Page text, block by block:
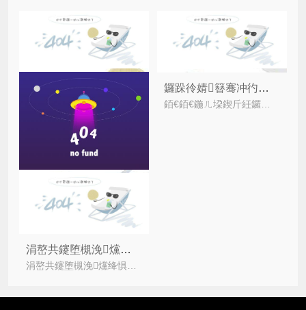
涓嶅共鑳堕槻浼爣绛炬湁鍝簺瀵勫瓨鏂瑰紡鍜屾敞鎰忎簨椤癸紵
鑼跺彾婧簮骞冲彴绯荤粺鏄€庢牱鍋氬埌浜у搧鏈嶅姟鐨勫憿